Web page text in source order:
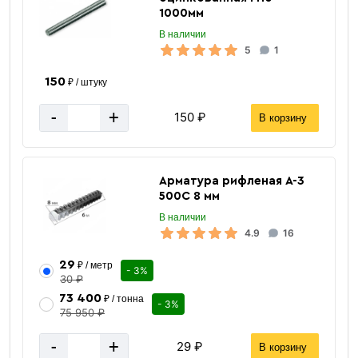
1000мм
В наличии
5 1
150₽ / штуку
- + 150 ₽ В корзину
Арматура рифленая А-3
500С 8 мм
В наличии
4.9 16
29 ₽ / метр
30 ₽
- 3%
73 400₽ / тонна
75 950 ₽
- 3%
- + 29 ₽ В корзину
«Быстрый заказ»